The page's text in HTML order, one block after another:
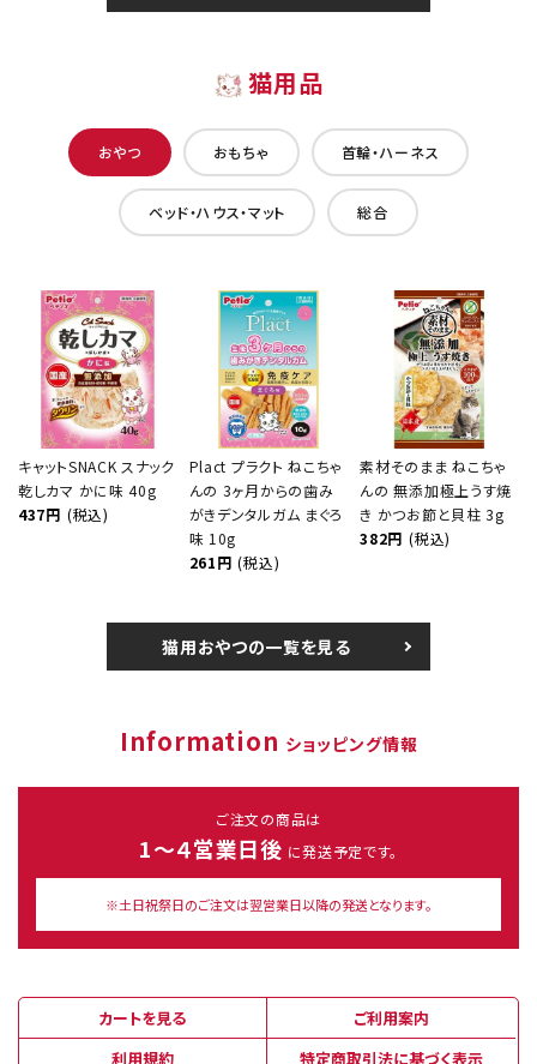
猫用品
おやつ おもちゃ 首輪・ハーネス
ベッド・ハウス・マット 総合
キャットSNACK スナック
乾しカマ かに味 40g
437円 (税込)
Plact プラクト ねこちゃ
んの 3ヶ月からの歯み
がきデンタルガム まぐろ
味 10g
261円 (税込)
素材そのまま ねこちゃ
んの 無添加極上うす焼
き かつお節と貝柱 3g
382円 (税込)
猫用おやつの一覧を見る
Information ショッピング情報
ご注文の商品は
1～４営業日後 に発送予定です。
※土日祝祭日のご注文は翌営業日以降の発送となります。
カートを見る
ご利用案内
利用規約
特定商取引法に基づく表示